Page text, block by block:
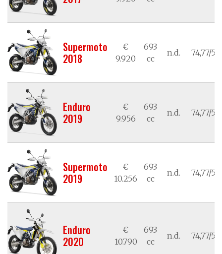
Supermoto
2018
€
9.920
693
cc
n.d. 74,77/
Enduro
2019
€
9.956
693
cc
n.d. 74,77/
Supermoto
2019
€
10.256
693
cc
n.d. 74,77/
Enduro
2020
€
10.790
693
cc
n.d. 74,77/